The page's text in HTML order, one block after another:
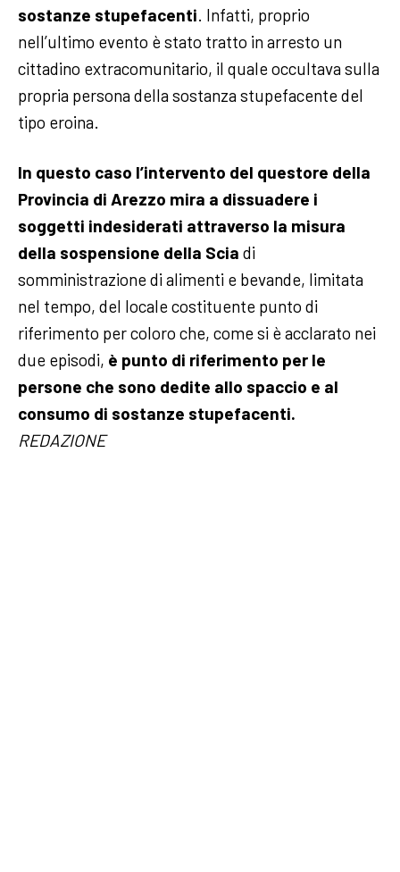
sostanze stupefacenti. Infatti, proprio
nell’ultimo evento è stato tratto in arresto un
cittadino extracomunitario, il quale occultava sulla
propria persona della sostanza stupefacente del
tipo eroina.
In questo caso l’intervento del questore della
Provincia di Arezzo mira a dissuadere i
soggetti indesiderati attraverso la misura
della sospensione della Scia di
somministrazione di alimenti e bevande, limitata
nel tempo, del locale costituente punto di
riferimento per coloro che, come si è acclarato nei
due episodi, è punto di riferimento per le
persone che sono dedite allo spaccio e al
consumo di sostanze stupefacenti.
REDAZIONE